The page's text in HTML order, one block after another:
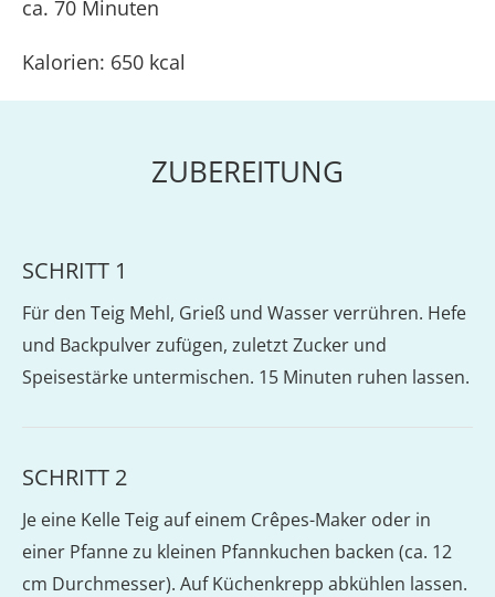
ca. 70 Minuten
Kalorien: 650 kcal
ZUBEREITUNG
SCHRITT 1
Für den Teig Mehl, Grieß und Wasser verrühren. Hefe
und Backpulver zufügen, zuletzt Zucker und
Speisestärke untermischen. 15 Minuten ruhen lassen.
SCHRITT 2
Je eine Kelle Teig auf einem Crêpes-Maker oder in
einer Pfanne zu kleinen Pfannkuchen backen (ca. 12
cm Durchmesser). Auf Küchenkrepp abkühlen lassen.